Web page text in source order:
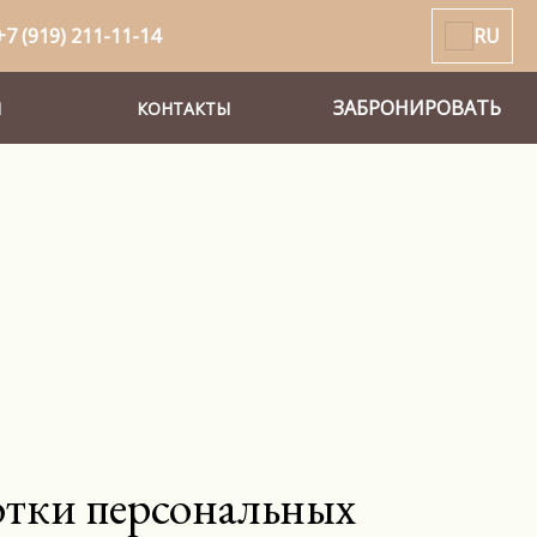
(919) 211-11-14 RU
КОНТАКТЫ ЗАБРОНИРОВАТЬ
персональных